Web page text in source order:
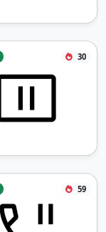
30
59